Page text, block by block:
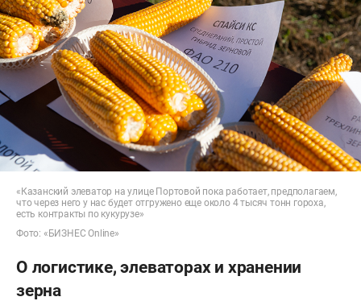
«Казанский элеватор на улице Портовой пока работает, предполагаем,
что через него у нас будет отгружено еще около 4 тысяч тонн гороха,
есть контракты по кукурузе»
Фото: «БИЗНЕС Online»
О логистике, элеваторах и хранении
зерна